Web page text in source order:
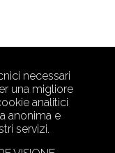
necessari
una migliore
analitici
anonima e
servizi.